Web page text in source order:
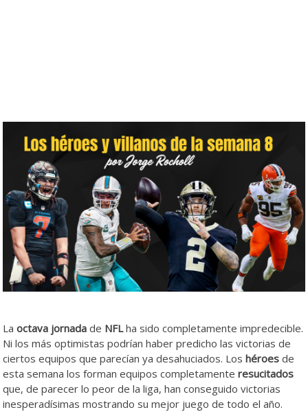
Laoctava jornada de NFLha sido completamente impredecible.
Ni los más optimistas podrían haber predicho las victorias de
ciertos equipos que parecían ya desahuciados. Loshéroes de
esta semana los forman equipos completamenteresucitados
que, de parecer lo peor de la liga, han conseguido victorias
inesperadísimas mostrando su mejor juego de todo el año.